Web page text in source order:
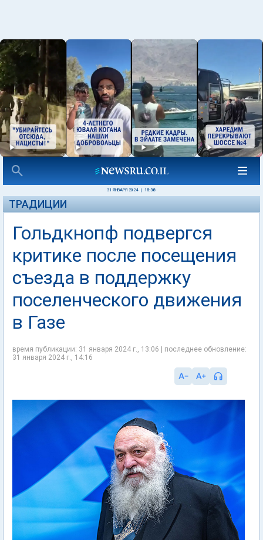
31 ЯНВАРЯ 2024 15:38
ТРАДИЦИИ
Гольдкнопф подвергся
критике после посещения
съезда в поддержку
поселенческого движения
в Газе
время публикации: 31 января 2024 г., 13:06 | последнее обновление:
31 января 2024 г., 14:16